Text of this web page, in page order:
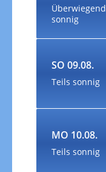
Überwiegend
sonnig
SO 09.08.
Teils sonnig
MO 10.08.
Teils sonnig